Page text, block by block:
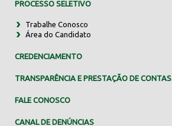
PROCESSO SELETIVO
Trabalhe Conosco
Área do Candidato
CREDENCIAMENTO
TRANSPARÊNCIA E PRESTAÇÃO DE CONTAS
FALE CONOSCO
CANAL DE DENÚNCIAS